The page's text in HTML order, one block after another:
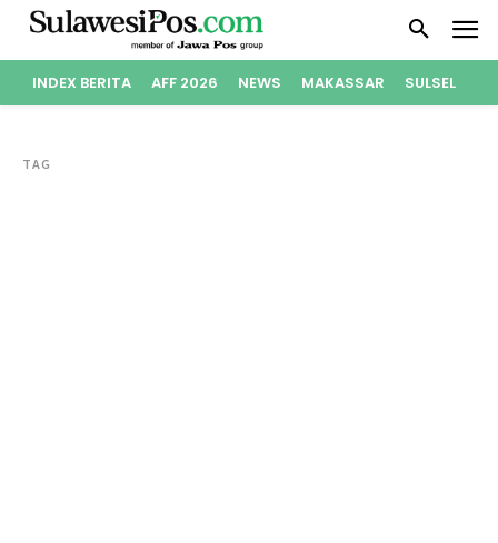
INDEX BERITA AFF 2026 NEWS MAKASSAR SULSEL
TAG